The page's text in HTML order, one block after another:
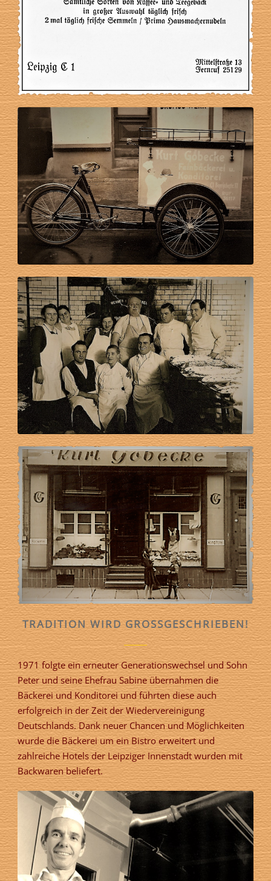
TRADITION WIRD GROSSGESCHRIEBEN!
1971 folgte ein erneuter Generationswechsel und Sohn
Peter und seine Ehefrau Sabine übernahmen die
Bäckerei und Konditorei und führten diese auch
erfolgreich in der Zeit der Wiedervereinigung
Deutschlands. Dank neuer Chancen und Möglichkeiten
wurde die Bäckerei um ein Bistro erweitert und
zahlreiche Hotels der Leipziger Innenstadt wurden mit
Backwaren beliefert.